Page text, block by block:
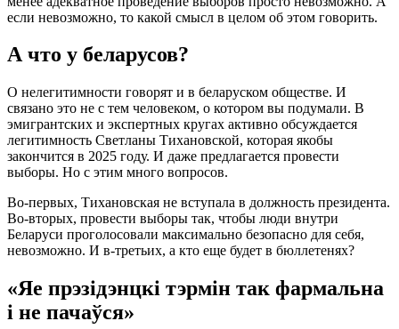
если невозможно, то какой смысл в целом об этом говорить.
А что у беларусов?
О нелегитимности говорят и в беларуском обществе. И
связано это не с тем человеком, о котором вы подумали. В
эмигрантских и экспертных кругах активно обсуждается
легитимность Светланы Тихановской, которая якобы
закончится в 2025 году. И даже предлагается провести
выборы. Но с этим много вопросов.
Во-первых, Тихановская не вступала в должность президента.
Во-вторых, провести выборы так, чтобы люди внутри
Беларуси проголосовали максимально безопасно для себя,
невозможно. И в-третьих, а кто еще будет в бюллетенях?
«Яе прэзідэнцкі тэрмін так фармальна
і не пачаўся»